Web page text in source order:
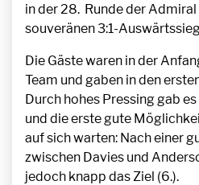
in der 28. Runde der Admiral
souveränen 3:1-
Die Gäste waren in der
Team und gaben in den
Durch hohes Pressing gab
und die erste gute
auf sich warten: Nach einer
zwischen Davies und
jedoch knapp das Ziel (6.).